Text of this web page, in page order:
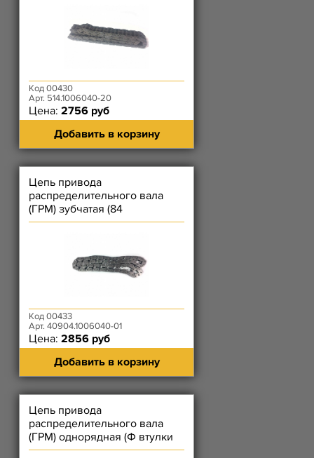
Код 00430
Арт. 514.1006040-20
Цена: 2756 руб
Добавить в корзину
Цепь привода
распределительного вала
(ГРМ) зубчатая (84
соединения) 40905, 40911
Код 00433
Арт. 40904.1006040-01
Цена: 2856 руб
Добавить в корзину
Цепь привода
распределительного вала
(ГРМ) однорядная (Ф втулки
6,35 -72 звен) DITTON 406